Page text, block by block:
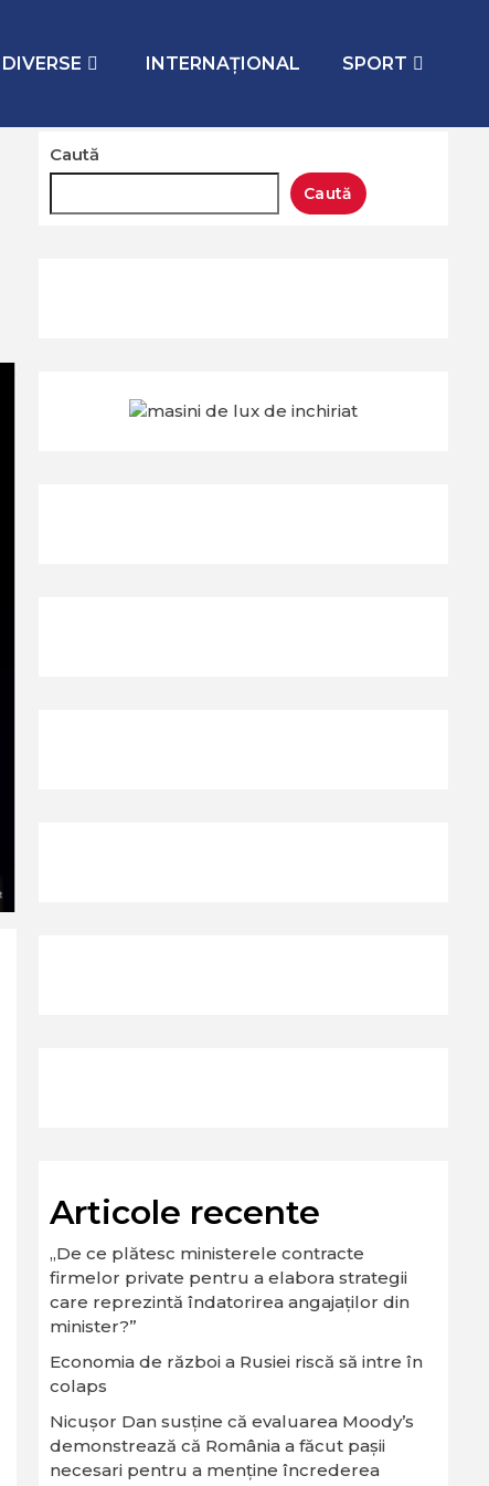
DIVERSE INTERNAŢIONAL SPORT
Caută
Caută
Articole recente
„De ce plătesc ministerele contracte
firmelor private pentru a elabora strategii
care reprezintă îndatorirea angajaților din
minister?”
Economia de război a Rusiei riscă să intre în
colaps
Nicușor Dan susține că evaluarea Moody’s
demonstrează că România a făcut pașii
necesari pentru a menține încrederea